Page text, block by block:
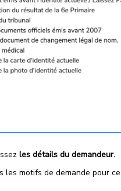
les détails du demandeur.
les motifs de demande pour